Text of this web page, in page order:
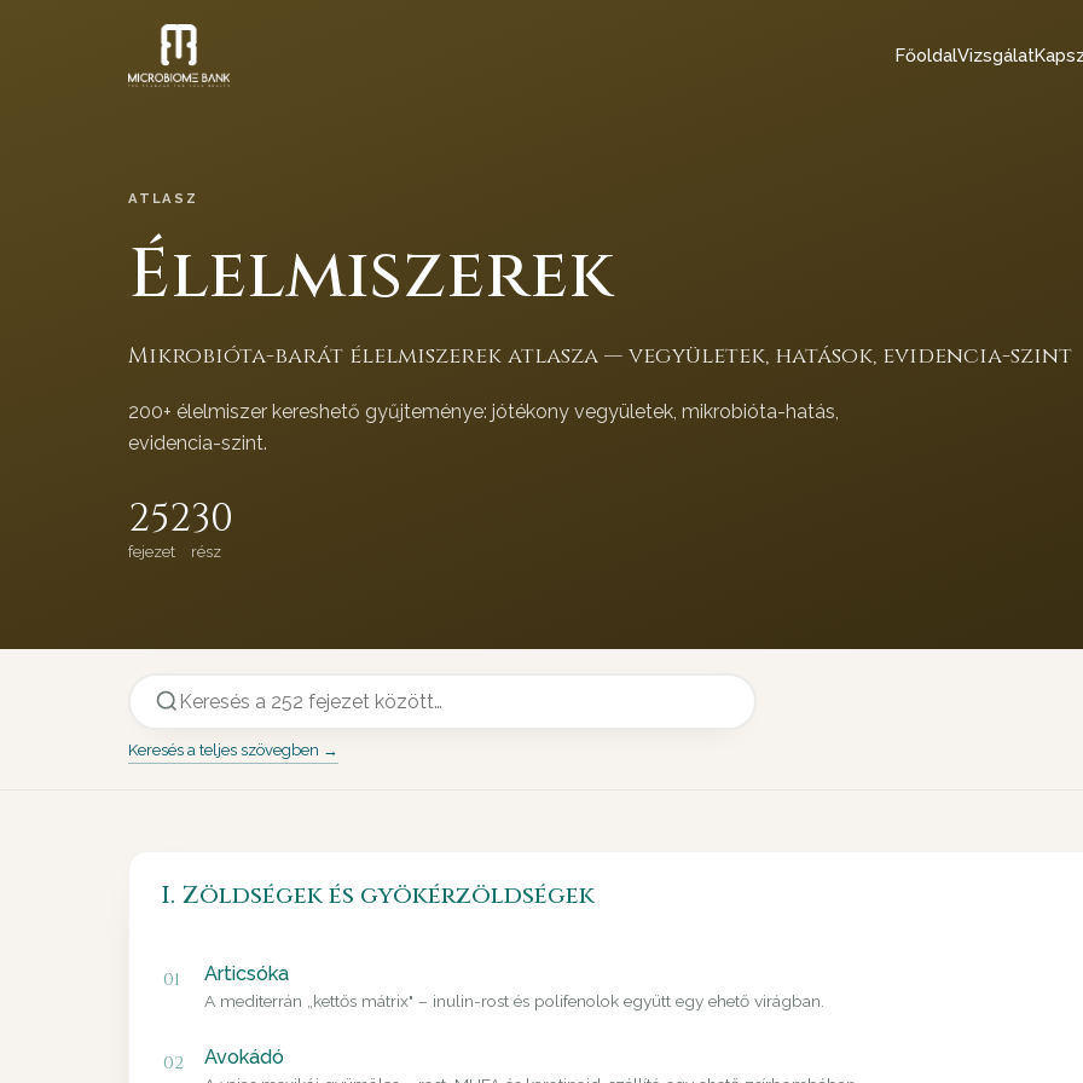
FőoldalVizsgálat
ATLASZ
Élelmiszerek
Mikrobióta-barát élelmiszerek atlasza — vegyületek, hatások, evidencia-szint
200+ élelmiszer kereshető gyűjteménye: jótékony vegyületek, mikrobióta-hatás,
evidencia-szint.
252
fejezet
30
rész
Keresés a teljes szövegben →
I. Zöldségek és gyökérzöldségek
01 Articsóka
A mediterrán „kettős mátrix" – inulin-rost és polifenolok együtt egy ehető virágban.
02 Avokádó